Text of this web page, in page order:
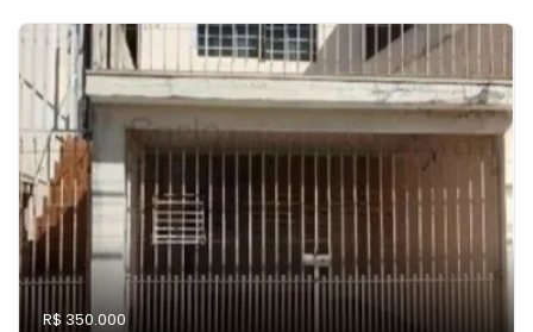
R$ 350.000